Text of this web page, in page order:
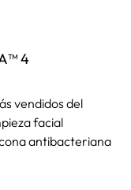
4
vendidos del
facial
antibacteriana